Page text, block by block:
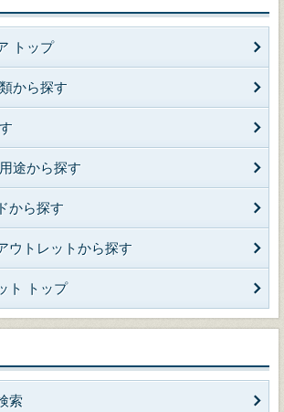
トップ
から探す
途から探す
から探す
ウトレットから探す
ト トップ
索